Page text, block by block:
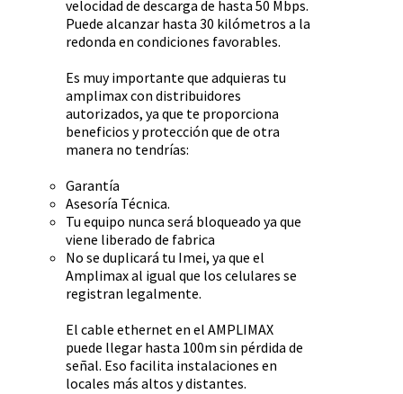
velocidad de descarga de hasta 50 Mbps.
Puede alcanzar hasta 30 kilómetros a la
redonda en condiciones favorables.
Es muy importante que adquieras tu
amplimax con distribuidores
autorizados, ya que te proporciona
beneficios y protección que de otra
manera no tendrías:
Garantía
Asesoría Técnica.
Tu equipo nunca será bloqueado ya que
viene liberado de fabrica
No se duplicará tu Imei, ya que el
Amplimax al igual que los celulares se
registran legalmente.
El cable ethernet en el AMPLIMAX
puede llegar hasta 100m sin pérdida de
señal. Eso facilita instalaciones en
locales más altos y distantes.